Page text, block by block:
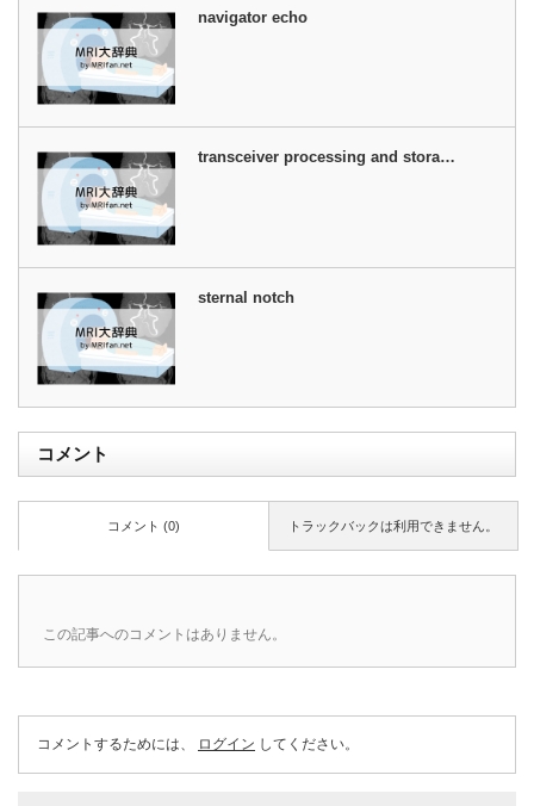
navigator echo
transceiver processing and stora…
sternal notch
コメント
トラックバックは利用できません。
コメント (0)
この記事へのコメントはありません。
コメントするためには、 ログイン してください。